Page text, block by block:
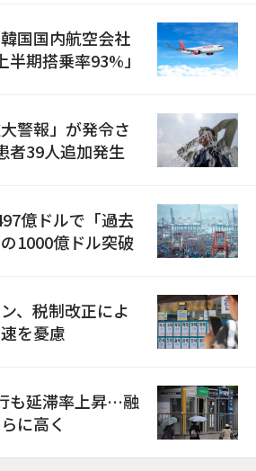
国国内航空会社
期搭乗率93%」
警報」が発令さ
者39人追加発生
億ドルで「過去
1000億ドル突破
、税制改正によ
を憂慮
も延滞率上昇…融
に高く